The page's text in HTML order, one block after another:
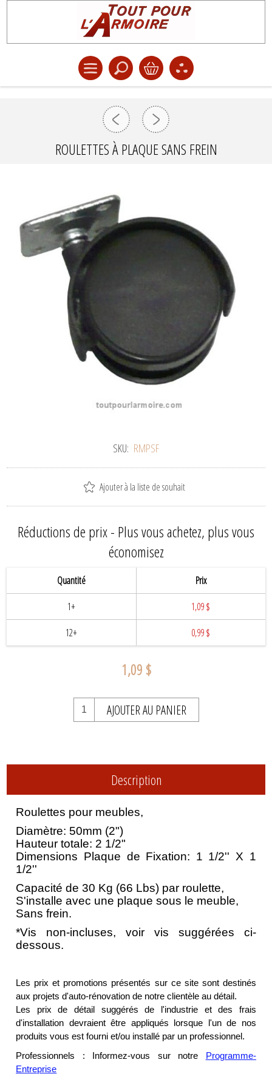
ROULETTES À PLAQUE SANS FREIN
SKU: RMPSF
Ajouter à la liste de souhait
Réductions de prix - Plus vous achetez, plus vous
économisez
Quantité
1+
12+
Prix
1,09 $
0,99 $
1,09 $
AJOUTER AU PANIER
Description
Roulettes pour meubles,
Diamètre: 50mm (2")
Hauteur totale: 2 1/2"
Dimensions Plaque de Fixation: 1 1/2'' X 1
1/2''
Capacité de 30 Kg (66 Lbs) par roulette,
S'installe avec une plaque sous le meuble,
Sans frein.
*Vis non-incluses,voir vis suggérées ci-
dessous.
Les prix et promotions présentés sur ce site sont destinés
aux projets d'auto-rénovation de notre clientèle au détail.
Les prix de détail suggérés de l'industrie et des frais
d'installation devraient être appliqués lorsque l'un de nos
produits vous est fourni et/ou installé par un professionnel.
Professionnels : Informez-vous sur notre
Programme-
Entreprise